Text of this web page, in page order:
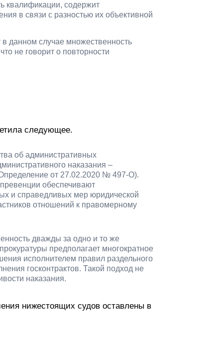
квалификации, содержит
в связи с разностью их объективной
данном случае множественность
не говорит о повторности
следующее.
об административных
наказания –
от 27.02.2020 № 497-О).
обеспечивают
и справедливых мер юридической
отношений к правомерному
дважды за одно и то же
предполагает многократное
исполнителем правил раздельного
госконтрактов. Такой подход не
наказания.
нижестоящих судов оставлены в